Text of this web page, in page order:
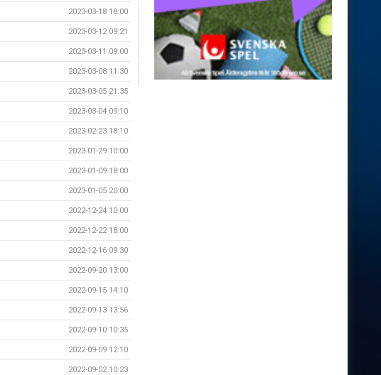
2023-03-18 18:00
2023-03-12 09:21
2023-03-11 09:00
2023-03-08 11:30
2023-03-05 21:35
2023-03-04 09:10
2023-02-23 18:10
2023-01-29 10:00
2023-01-09 18:00
2023-01-05 20:00
2022-12-24 10:00
2022-12-22 18:00
2022-12-16 09:30
2022-09-20 13:00
2022-09-15 14:10
2022-09-13 13:56
2022-09-10 10:35
2022-09-09 12:10
2022-09-02 10:23